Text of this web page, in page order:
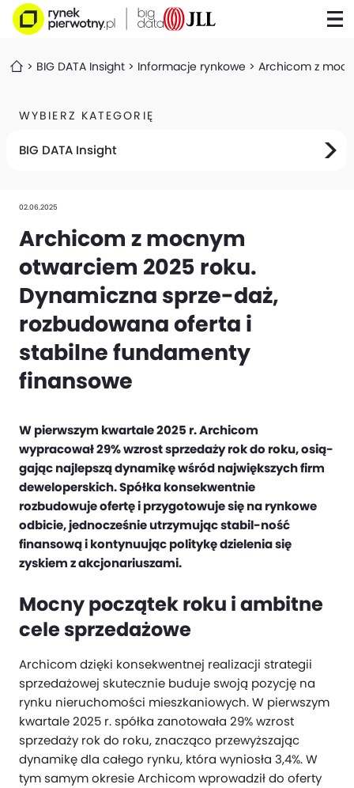
BIG DATA Insight Informacje rynkowe Archicom z
WYBIERZ KATEGORIĘ
BIG DATA Insight
02.06.2025
Archicom z mocnym
otwarciem 2025 roku.
Dynamiczna sprze-daż,
rozbudowana oferta i
stabilne fundamenty
finansowe
W pierwszym kwartale 2025 r. Archicom
wypracował 29% wzrost sprzedaży rok do roku, osią-
gając najlepszą dynamikę wśród największych firm
deweloperskich. Spółka konsekwentnie
rozbudowuje ofertę i przygotowuje się na rynkowe
odbicie, jednocześnie utrzymując stabil-ność
finansową i kontynuując politykę dzielenia się
zyskiem z akcjonariuszami.
Mocny początek roku i ambitne
cele sprzedażowe
Archicom dzięki konsekwentnej realizacji strategii
sprzedażowej skutecznie buduje swoją pozycję na
rynku nieruchomości mieszkaniowych. W pierwszym
kwartale 2025 r. spółka zanotowała 29% wzrost
sprzedaży rok do roku, znacząco przewyższając
dynamikę dla całego rynku, która wyniosła 3,4%. W
tym samym okresie Archicom wprowadził do oferty